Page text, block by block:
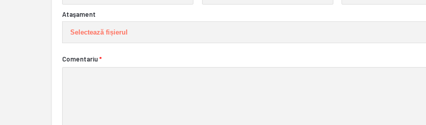
Ataşament
Selectează fișierul
Comentariu*